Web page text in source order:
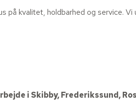
på kvalitet, holdbarhed og service. Vi
i Skibby, Frederikssund,